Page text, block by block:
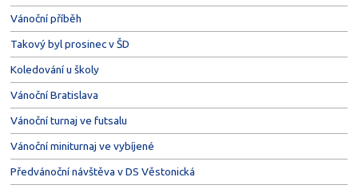
Vánoční příběh
Takový byl prosinec v ŠD
Koledování u školy
Vánoční Bratislava
Vánoční turnaj ve futsalu
Vánoční miniturnaj ve vybíjené
Předvánoční návštěva v DS Věstonická